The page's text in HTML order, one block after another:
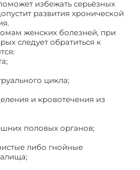
избежать серьёзных
развития хронической
женских болезней, при
следует обратиться к
цикла;
и кровотечения из
половых органов;
либо гнойные